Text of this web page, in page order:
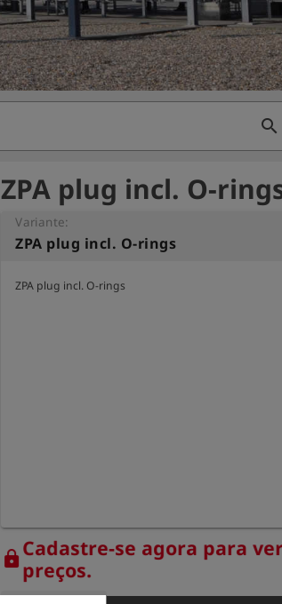
search
ZPA plug incl. O-
Variante:
ZPA plug incl. O-rings
ZPA plug incl. O-rings
lockCadastre-se agora para
preços.